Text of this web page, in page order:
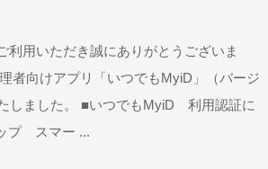
利用いただき誠にありがとうございま
者向けアプリ「いつでもMyiD」（バージ
しました。 ■いつでもMyiD 利用認証に
プ スマー ...